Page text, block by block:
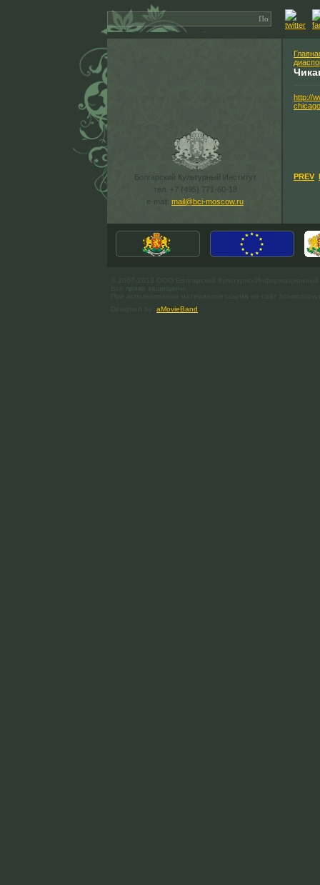
Болгарский Культурный Институт
тел. +7 (495) 771-60-18
e-mail: mail@bci-moscow.ru
http://
PREV
aMovieBand